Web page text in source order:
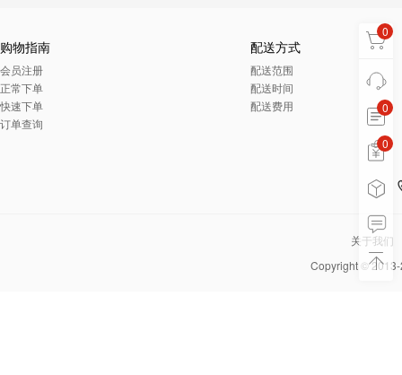
0
0
0 0
购物指南
会员注册
正常下单
快速下单
订单查询
配送方式
配送范围
配送时间
配送费用
关于我们
Copyright ©